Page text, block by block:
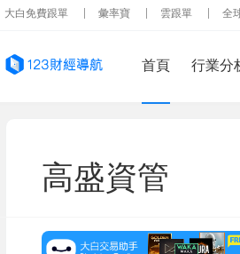
大白免費跟單 彙率寶 雲跟單 全
首頁 行業分
高盛資管